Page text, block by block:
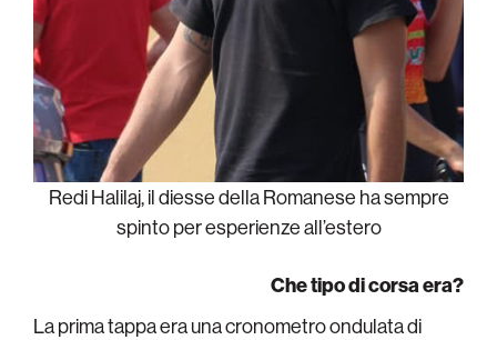
Redi Halilaj, il diesse della Romanese ha sempre
spinto per esperienze all’estero
Che tipo di corsa era?
La prima tappa era una cronometro ondulata di